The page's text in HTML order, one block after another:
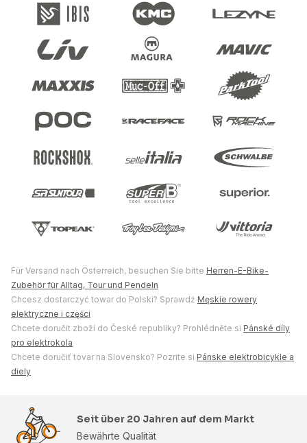
Für Versand nach Österreich, besuchen Sie bitte Herren-E-Bike-
Zubehör für Alltag, Tour und Pendeln
Chcesz dostarczyć towar do Polski? Sprawdź Męskie rowery
elektryczne i części
Chcete doručit zboží do České republiky? Prohlédněte si Pánské díly
pro elektrokola
Chcete doručiť tovar na Slovensko? Pozrite si Pánske elektrobicykle a
diely
Seit über 20 Jahren auf dem Markt
Bewährte Qualität